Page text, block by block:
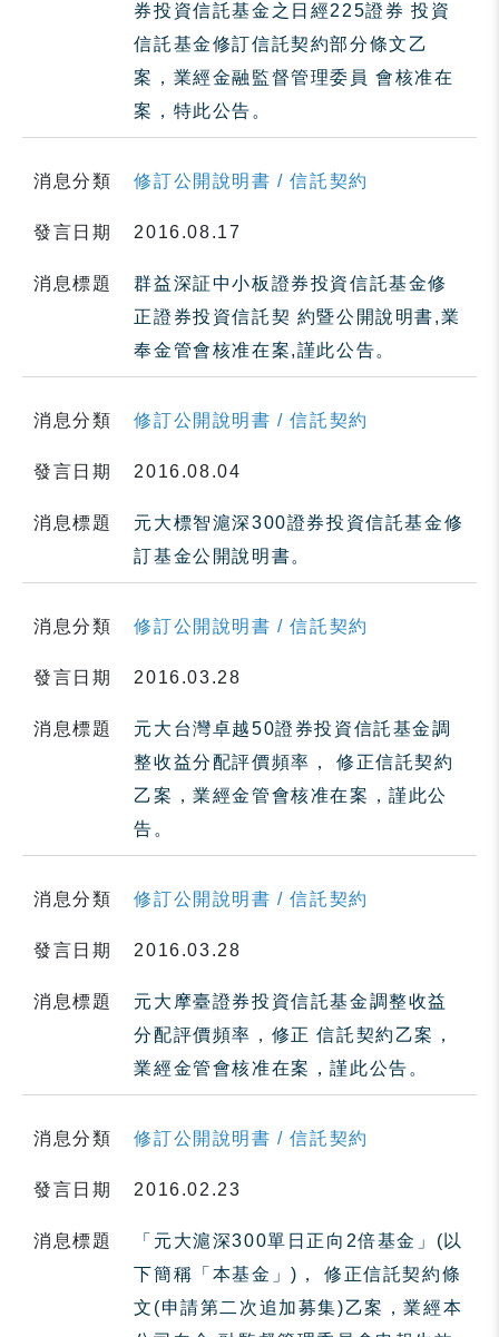
券投資信託基金之日經225證券 投資
信託基金修訂信託契約部分條文乙
案，業經金融監督管理委員 會核准在
案，特此公告。
消息分類 修訂公開說明書 / 信託契約
發言日期 2016.08.17
消息標題
群益深証中小板證券投資信託基金修
正證券投資信託契 約暨公開說明書,業
奉金管會核准在案,謹此公告。
消息分類 修訂公開說明書 / 信託契約
發言日期 2016.08.04
消息標題
元大標智滬深300證券投資信託基金修
訂基金公開說明書。
消息分類 修訂公開說明書 / 信託契約
發言日期 2016.03.28
消息標題
元大台灣卓越50證券投資信託基金調
整收益分配評價頻率， 修正信託契約
乙案，業經金管會核准在案，謹此公
告。
消息分類 修訂公開說明書 / 信託契約
發言日期 2016.03.28
消息標題
元大摩臺證券投資信託基金調整收益
分配評價頻率，修正 信託契約乙案，
業經金管會核准在案，謹此公告。
消息分類 修訂公開說明書 / 信託契約
發言日期 2016.02.23
消息標題
「元大滬深300單日正向2倍基金」(以
下簡稱「本基金」)， 修正信託契約條
文(申請第二次追加募集)乙案，業經本